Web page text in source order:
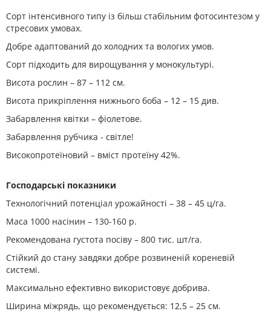
Сорт інтенсивного типу із більш стабільним фотосинтезом у
стресових умовах.
Добре адаптований до холодних та вологих умов.
Сорт підходить для вирощування у монокультурі.
Висота рослин – 87 – 112 см.
Висота прикріплення нижнього боба – 12 – 15 див.
Забарвлення квітки – фіолетове.
Забарвлення рубчика - світле!
Високопротеїновий – вміст протеїну 42%.
Господарські показники
Технологічний потенціал урожайності – 38 – 45 ц/га.
Маса 1000 насінин – 130-160 р.
Рекомендована густота посіву – 800 тис. шт/га.
Стійкий до стану завдяки добре розвиненій кореневій
системі.
Максимально ефективно використовує добрива.
Ширина міжрядь, що рекомендується: 12,5 – 25 см.